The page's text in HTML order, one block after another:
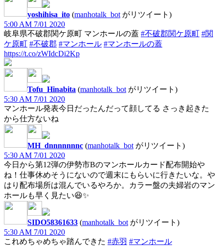
yoshihisa_ito (manhotalk_bot がリツイート)
5:00 AM 7/01 2020
岐阜県不破郡関ケ原町 マンホールの蓋 #不破郡関ケ原町 #関
ケ原町 #不破郡 #マンホール #マンホールの蓋
https://t.co/zWIdcDi2Kp
Tofu_Hinabita (manhotalk_bot がリツイート)
5:30 AM 7/01 2020
マンホール発表今日だったんだって顔してる さっき起きた
から仕方ないね
MH_dnnnnnnnc (manhotalk_bot がリツイート)
5:30 AM 7/01 2020
今日から第12弾の伊勢市Bのマンホールカード配布開始や
ね！仕事休めそうにないので週末にもらいに行きたいな。や
はり配布場所は混んでいるやろか。カラー盤の夫婦岩のマン
ホールも早く見たい😆✨
SIDO58361633 (manhotalk_bot がリツイート)
5:30 AM 7/01 2020
これめちゃめちゃ踏んできた #赤羽 #マンホール